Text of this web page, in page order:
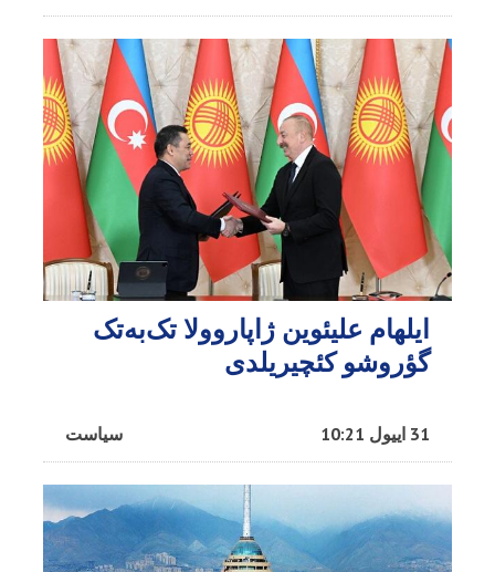
ایلهام علیئوین ژاپاروولا تک‌به‌تک
گؤروشو کئچیریلدی
سیاست 31 اییول 10:21